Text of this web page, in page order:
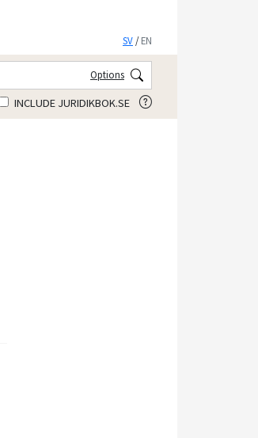
SV /EN
Options
INCLUDE JURIDIKBOK.SE